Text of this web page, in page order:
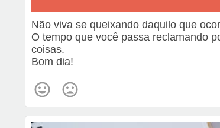
Não viva se queixando daquilo que
O tempo que você passa reclamando
coisas.
Bom dia!